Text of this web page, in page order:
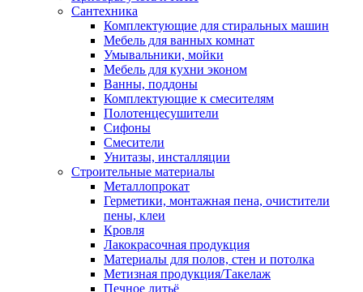
Сантехника
Комплектующие для стиральных машин
Мебель для ванных комнат
Умывальники, мойки
Мебель для кухни эконом
Ванны, поддоны
Комплектующие к смесителям
Полотенцесушители
Сифоны
Смесители
Унитазы, инсталляции
Строительные материалы
Металлопрокат
Герметики, монтажная пена, очистители
пены, клеи
Кровля
Лакокрасочная продукция
Материалы для полов, стен и потолка
Метизная продукция/Такелаж
Печное литьё